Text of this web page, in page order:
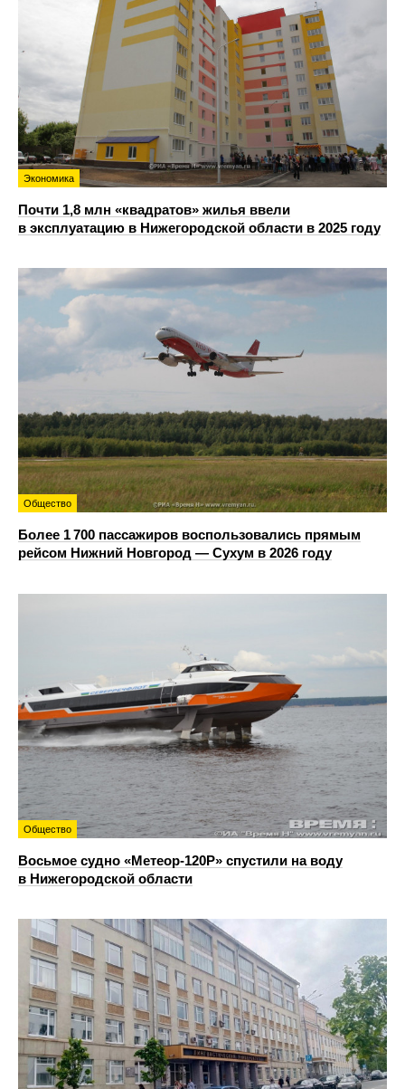
Экономика
Почти 1,8 млн «квадратов» жилья ввели
в эксплуатацию в Нижегородской области в 2025 году
Общество
Более 1 700 пассажиров воспользовались прямым
рейсом Нижний Новгород — Сухум в 2026 году
Общество
Восьмое судно «Метеор-120Р» спустили на воду
в Нижегородской области